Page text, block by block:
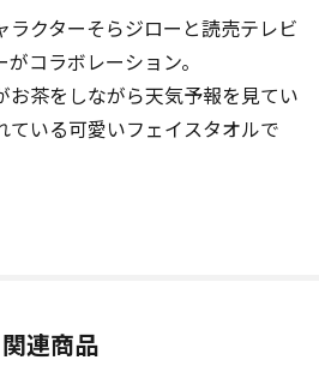
ラクターそらジローと読売テレビ
コラボレーション。
お茶をしながら天気予報を見てい
ている可愛いフェイスタオルで
関連商品